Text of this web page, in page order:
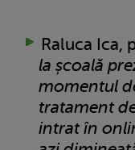
Raluca Ica,
la școală
momentul
tratament
intrat în